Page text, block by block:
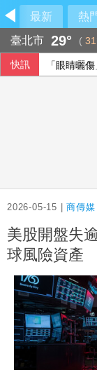
最新 熱
臺北市 29° (
快訊 「眼睛曬
2026-05-15 |商傳媒
美股開盤失
球風險資產